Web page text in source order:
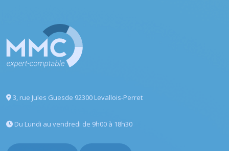
3, rue Jules Guesde 92300 Levallois-Perret
Du Lundi au vendredi de 9h00 à 18h30